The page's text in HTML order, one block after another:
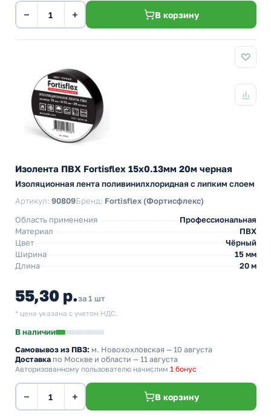
− + В корзину
Изолента ПВХ Fortisflex 15x0.13мм 20м черная
Изоляционная лента поливинилхлоридная с липким слоем
Артикул: 90809Бренд: Fortisflex (Фортисфлекс)
Область применения
Профессиональная
Материал
ПВХ
Цвет
Чёрный
Ширина
15 мм
Длина
20 м
55,30 р.за 1 шт
* цена указана с учетом НДС.
В наличии
Самовывоз из ПВЗ: м. Новохохловская — 10 августа
Доставка по Москве и области — 11 августа
Авторизованному пользователю начислим 1 бонус
− + В корзину